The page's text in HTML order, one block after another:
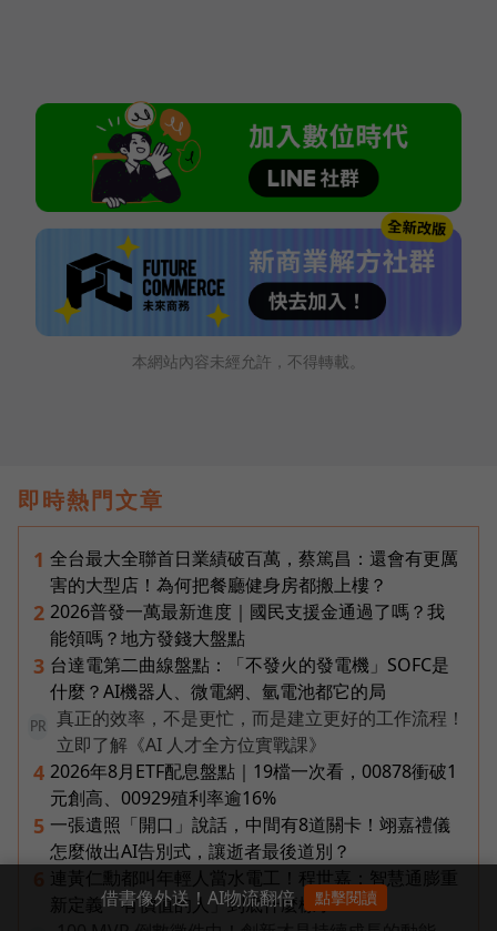
本網站內容未經允許，不得轉載。
即時熱門文章
1 全台最大全聯首日業績破百萬，蔡篤昌：還會有更厲
害的大型店！為何把餐廳健身房都搬上樓？
2 2026普發一萬最新進度｜國民支援金通過了嗎？我
能領嗎？地方發錢大盤點
3 台達電第二曲線盤點：「不發火的發電機」SOFC是
什麼？AI機器人、微電網、氫電池都它的局
PR
真正的效率，不是更忙，而是建立更好的工作流程！
立即了解《AI 人才全方位實戰課》
4 2026年8月ETF配息盤點｜19檔一次看，00878衝破1
元創高、00929殖利率逾16%
5 一張遺照「開口」說話，中間有8道關卡！翊嘉禮儀
怎麼做出AI告別式，讓逝者最後道別？
連黃仁勳都叫年輕人當水電工！程世嘉：智慧通膨重
新定義「有價值的人」到底什麼樣子？
借書像外送！AI物流翻倍 點擊閱讀